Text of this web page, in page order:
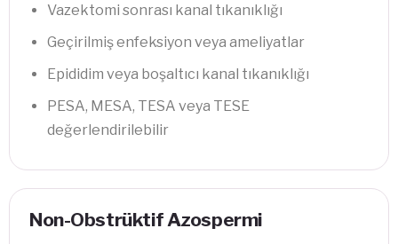
Vazektomi sonrası kanal tıkanıklığı
Geçirilmiş enfeksiyon veya ameliyatlar
Epididim veya boşaltıcı kanal tıkanıklığı
PESA, MESA, TESA veya TESE
değerlendirilebilir
Non-Obstrüktif Azospermi